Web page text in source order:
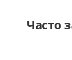
Часто